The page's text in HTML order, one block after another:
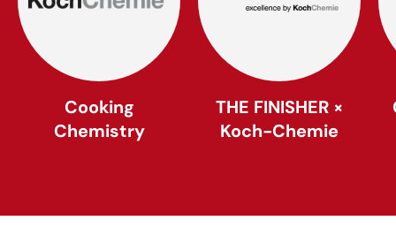
Cooking
Chemistry
THE FINISHER ×
Koch-Chemie